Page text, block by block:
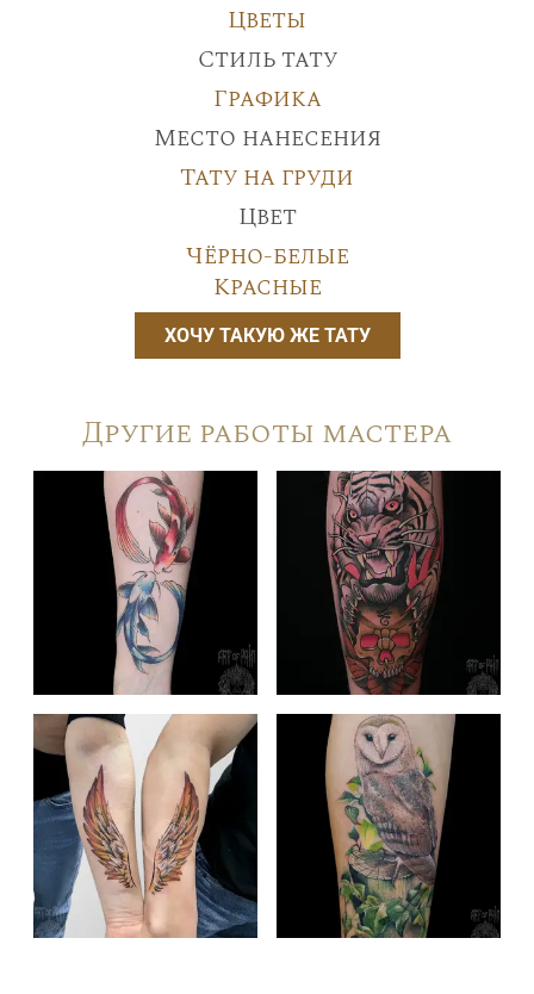
Цветы
Стиль тату
Графика
Место нанесения
Тату на груди
Цвет
Чёрно-белые
Красные
ХОЧУ ТАКУЮ ЖЕ ТАТУ
Другие работы мастера